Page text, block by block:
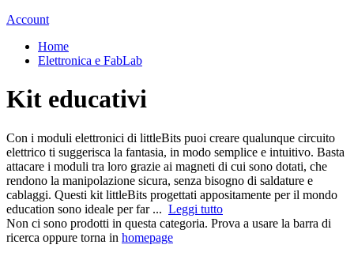
Account
Home
Elettronica e FabLab
Kit educativi
Con i moduli elettronici di littleBits puoi creare qualunque circuito
elettrico ti suggerisca la fantasia, in modo semplice e intuitivo. Basta
attacare i moduli tra loro grazie ai magneti di cui sono dotati, che
rendono la manipolazione sicura, senza bisogno di saldature e
cablaggi. Questi kit littleBits progettati appositamente per il mondo
education sono ideale per far ... Leggi tutto
Non ci sono prodotti in questa categoria. Prova a usare la barra di
ricerca oppure torna in homepage